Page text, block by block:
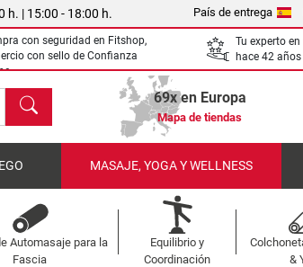
h. | 15:00 - 18:00 h. País de entrega
con seguridad en Fitshop,
con sello de Confianza
Tu experto
hace 42 años
Buscar 69x en Europa
Mapa de tiendas
MASAJE, YOGA Y WELLNESS
Automasaje para la
Fascia
Equilibrio y
Coordinación
&